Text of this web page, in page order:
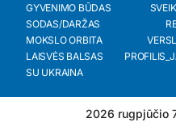
GYVENIMO BŪDAS
SODAS/DARŽAS
MOKSLO ORBITA
LAISVĖS BALSAS
SU UKRAINA
2026 rugpjūčio